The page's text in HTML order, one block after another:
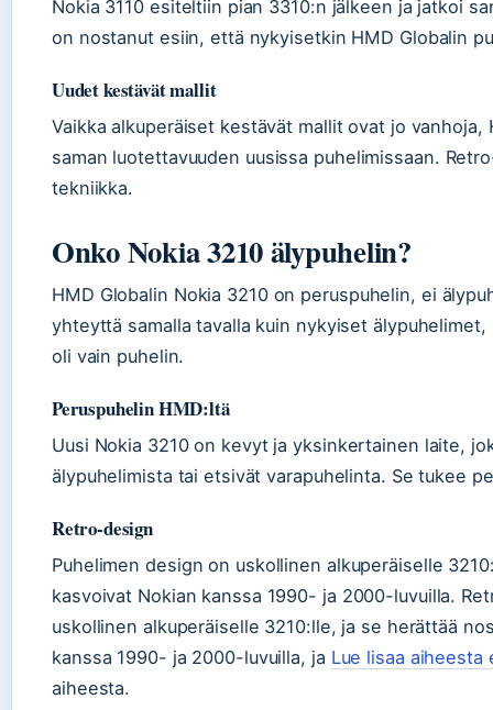
Nokia 3110 esiteltiin pian 3310:n jälkeen ja jatkoi
on nostanut esiin, että nykyisetkin HMD Globalin
Uudet kestävät mallit
Vaikka alkuperäiset kestävät mallit ovat jo
saman luotettavuuden uusissa puhelimissaan.
tekniikka.
Onko Nokia 3210 älypuhelin?
HMD Globalin Nokia 3210 on peruspuhelin, ei
yhteyttä samalla tavalla kuin nykyiset
oli vain puhelin.
Peruspuhelin HMD:ltä
Uusi Nokia 3210 on kevyt ja yksinkertainen laite,
älypuhelimista tai etsivät varapuhelinta. Se tukee
Retro-design
Puhelimen design on uskollinen alkuperäiselle
kasvoivat Nokian kanssa 1990- ja 2000-luvuilla.
uskollinen alkuperäiselle 3210:lle, ja se herättää
kanssa 1990- ja 2000-luvuilla, ja Lue lisaa
aiheesta.